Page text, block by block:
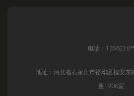
电话：
地址：河北省石家庄市裕华区槐安东
座1906室